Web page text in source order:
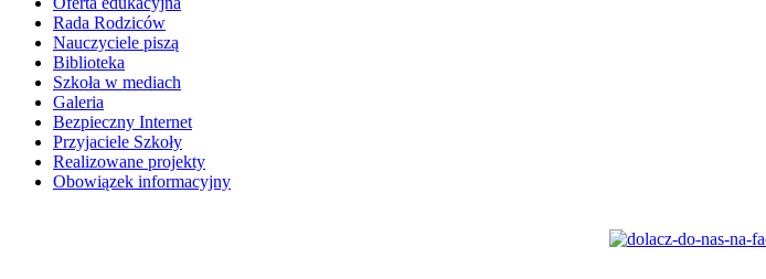
Rada Rodziców
Nauczyciele piszą
Biblioteka
Szkoła w mediach
Galeria
Bezpieczny Internet
Przyjaciele Szkoły
Realizowane projekty
Obowiązek informacyjny